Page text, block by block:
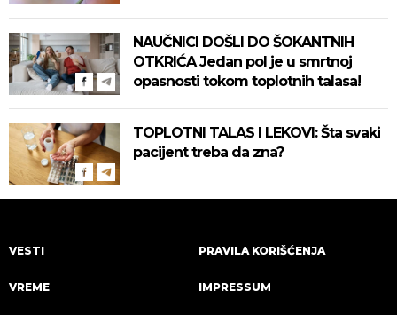
NAUČNICI DOŠLI DO ŠOKANTNIH
OTKRIĆA Jedan pol je u smrtnoj
opasnosti tokom toplotnih talasa!
TOPLOTNI TALAS I LEKOVI: Šta svaki
pacijent treba da zna?
VESTI
VREME
PRAVILA KORIŠĆENJA
IMPRESSUM